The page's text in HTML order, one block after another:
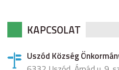
KAPCSOLAT
Uszód Község